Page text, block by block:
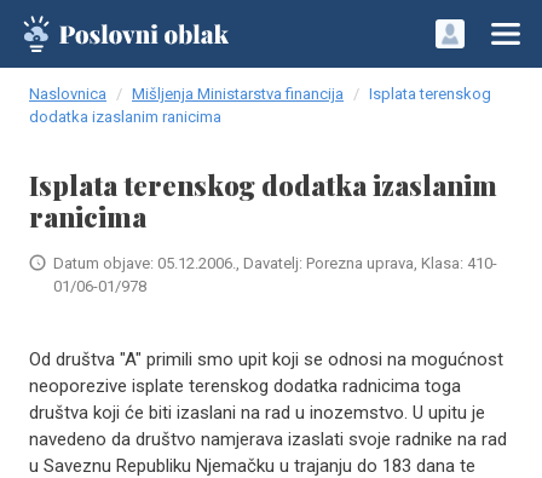
Naslovnica Mišljenja Ministarstva financija
Isplata terenskog
dodatka izaslanim ranicima
Isplata terenskog dodatka izaslanim
ranicima
Datum objave: 05.12.2006., Davatelj: Porezna uprava, Klasa: 410-
01/06-01/978
Od društva "A" primili smo upit koji se odnosi na mogućnost
neoporezive isplate terenskog dodatka radnicima toga
društva koji će biti izaslani na rad u inozemstvo. U upitu je
navedeno da društvo namjerava izaslati svoje radnike na rad
u Saveznu Republiku Njemačku u trajanju do 183 dana te